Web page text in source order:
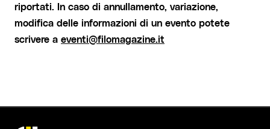
riportati. In caso di annullamento, variazione,
modifica delle informazioni di un evento potete
scrivere a eventi@filomagazine.it